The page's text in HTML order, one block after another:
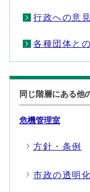
行政への意
各種団体と
同じ階層にある他
危機管理室
方針・条例
市政の透明化